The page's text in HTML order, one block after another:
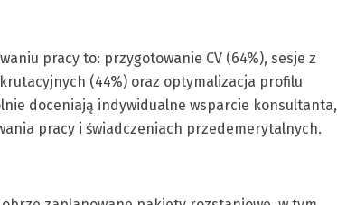
pracy to: przygotowanie CV (64%), sesje z
(44%) oraz optymalizacja profilu
doceniają indywidualne wsparcie konsultanta,
pracy i świadczeniach przedemerytalnych.